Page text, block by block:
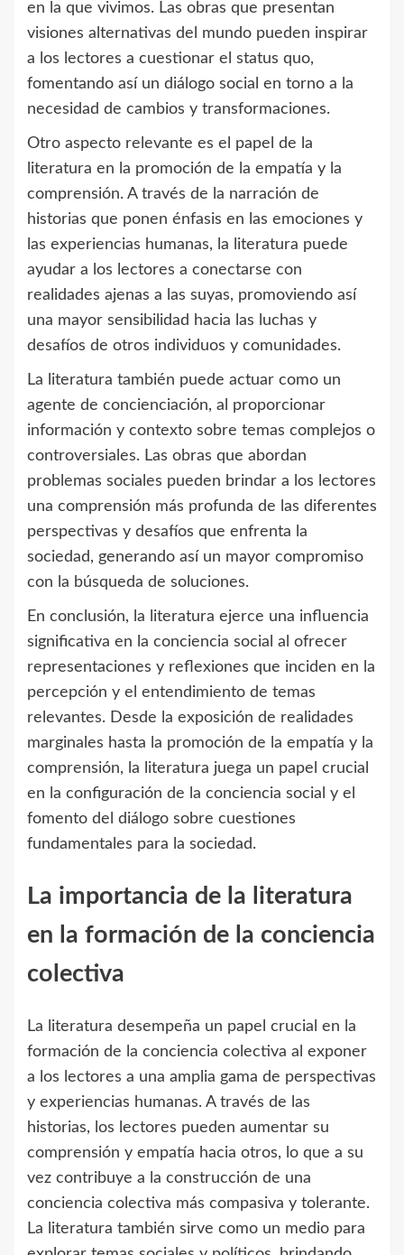
en la que vivimos. Las obras que presentan
visiones alternativas del mundo pueden inspirar
a los lectores a cuestionar el status quo,
fomentando así un diálogo social en torno a la
necesidad de cambios y transformaciones.
Otro aspecto relevante es el papel de la
literatura en la promoción de la empatía y la
comprensión. A través de la narración de
historias que ponen énfasis en las emociones y
las experiencias humanas, la literatura puede
ayudar a los lectores a conectarse con
realidades ajenas a las suyas, promoviendo así
una mayor sensibilidad hacia las luchas y
desafíos de otros individuos y comunidades.
La literatura también puede actuar como un
agente de concienciación, al proporcionar
información y contexto sobre temas complejos o
controversiales. Las obras que abordan
problemas sociales pueden brindar a los lectores
una comprensión más profunda de las diferentes
perspectivas y desafíos que enfrenta la
sociedad, generando así un mayor compromiso
con la búsqueda de soluciones.
En conclusión, la literatura ejerce una influencia
significativa en la conciencia social al ofrecer
representaciones y reflexiones que inciden en la
percepción y el entendimiento de temas
relevantes. Desde la exposición de realidades
marginales hasta la promoción de la empatía y la
comprensión, la literatura juega un papel crucial
en la configuración de la conciencia social y el
fomento del diálogo sobre cuestiones
fundamentales para la sociedad.
La importancia de la literatura
en la formación de la conciencia
colectiva
La literatura desempeña un papel crucial en la
formación de la conciencia colectiva al exponer
a los lectores a una amplia gama de perspectivas
y experiencias humanas. A través de las
historias, los lectores pueden aumentar su
comprensión y empatía hacia otros, lo que a su
vez contribuye a la construcción de una
conciencia colectiva más compasiva y tolerante.
La literatura también sirve como un medio para